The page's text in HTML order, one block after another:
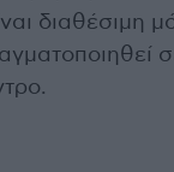
διαθέσιμη